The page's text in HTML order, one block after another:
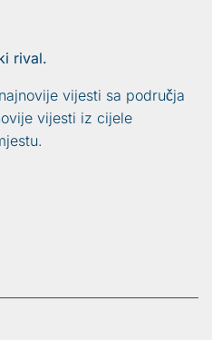
rival.
vijesti sa područja
vijesti iz cijele